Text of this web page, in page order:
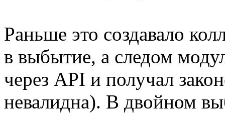
Раньше это создавало
в выбытие, а следом
через API и получал
невалидна). В двойном